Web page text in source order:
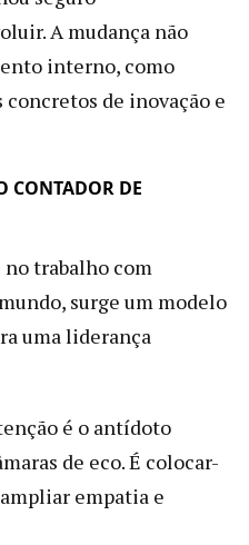
A mudança não
interno, como
de inovação e
CONTADOR DE
no trabalho com
surge um modelo
uma liderança
é o antídoto
de eco. É colocar-
empatia e